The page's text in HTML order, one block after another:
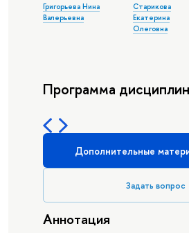
Григорьева Нина
Валерьевна
Старикова
Екатерина
Олеговна
Программа
Дополнительные
Задать вопрос
Аннотация